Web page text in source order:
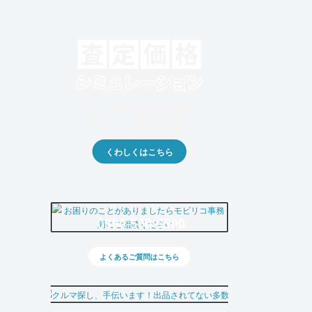
くわしくはこちら
0800-500-5500
よくあるご質問はこちら